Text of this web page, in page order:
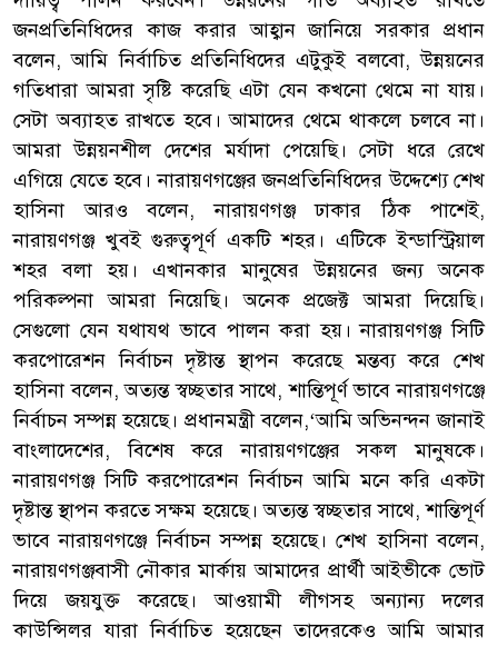
জনপ্রতিনিধিদের কাজ করার আহ্বান জানিয়ে সরকার প্রধান
বলেন, আমি নির্বাচিত প্রতিনিধিদের এটুকুই বলবো, উন্নয়নের
গতিধারা আমরা সৃষ্টি করেছি এটা যেন কখনো থেমে না যায়।
সেটা অব্যাহত রাখতে হবে। আমাদের থেমে থাকলে চলবে না।
আমরা উন্নয়নশীল দেশের মর্যাদা পেয়েছি। সেটা ধরে রেখে
এগিয়ে যেতে হবে। নারায়ণগঞ্জের জনপ্রতিনিধিদের উদ্দেশ্যে শেখ
হাসিনা আরও বলেন, নারায়ণগঞ্জ ঢাকার ঠিক পাশেই,
নারায়ণগঞ্জ খুবই গুরুত্বপূর্ণ একটি শহর। এটিকে ইন্ডাস্ট্রিয়াল
শহর বলা হয়। এখানকার মানুষের উন্নয়নের জন্য অনেক
পরিকল্পনা আমরা নিয়েছি। অনেক প্রজেক্ট আমরা দিয়েছি।
সেগুলো যেন যথাযথ ভাবে পালন করা হয়। নারায়ণগঞ্জ সিটি
করপোরেশন নির্বাচন দৃষ্টান্ত স্থাপন করেছে মন্তব্য করে শেখ
হাসিনা বলেন, অত্যন্ত স্বচ্ছতার সাথে, শান্তিপূর্ণ ভাবে নারায়ণগঞ্জে
নির্বাচন সম্পন্ন হয়েছে। প্রধানমন্ত্রী বলেন,‘আমি অভিনন্দন জানাই
বাংলাদেশের, বিশেষ করে নারায়ণগঞ্জের সকল মানুষকে।
নারায়ণগঞ্জ সিটি করপোরেশন নির্বাচন আমি মনে করি একটা
দৃষ্টান্ত স্থাপন করতে সক্ষম হয়েছে। অত্যন্ত স্বচ্ছতার সাথে, শান্তিপূর্ণ
ভাবে নারায়ণগঞ্জে নির্বাচন সম্পন্ন হয়েছে। শেখ হাসিনা বলেন,
নারায়ণগঞ্জবাসী নৌকার মার্কায় আমাদের প্রার্থী আইভীকে ভোট
দিয়ে জয়যুক্ত করেছে। আওয়ামী লীগসহ অন্যান্য দলের
কাউন্সিলর যারা নির্বাচিত হয়েছেন তাদেরকেও আমি আমার